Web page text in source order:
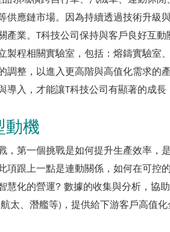
供應鏈市場。因為持續透過技術升
產業。T科技公司保持與客戶良好互
製程相關實驗室，包括：熔鑄實驗
調整，以進入更高階與高值化需求
入，才能讓T科技公司有顯著的成長
動機
，第一個挑戰是如何提升生產效率，
項跟上一點是連動關係，如何在可
慧化的營運? 數據的收集與分析，協
太、潛艦等)，提供給下游客戶高值